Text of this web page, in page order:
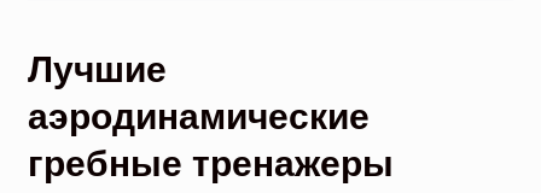
Лучшие
аэродинамические
гребные тренажеры